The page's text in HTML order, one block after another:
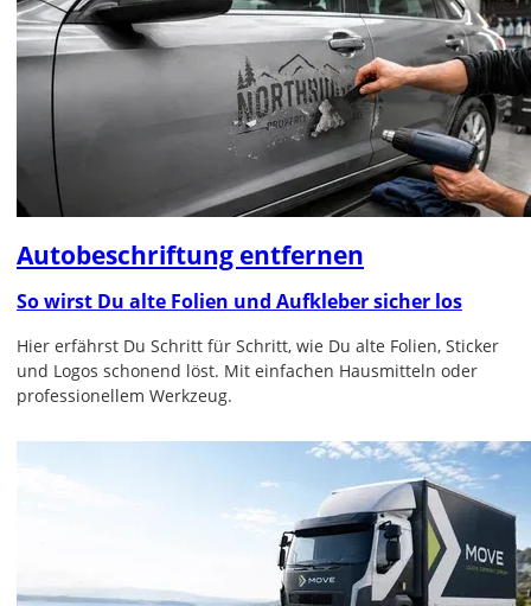
Autobeschriftung entfernen
So wirst Du alte Folien und Aufkleber sicher los
Hier erfährst Du Schritt für Schritt, wie Du alte Folien, Sticker
und Logos schonend löst. Mit einfachen Hausmitteln oder
professionellem Werkzeug.